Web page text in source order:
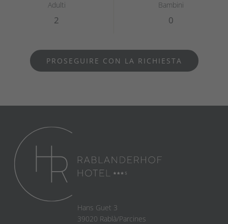
Adulti Bambini
PROSEGUIRE CON LA RICHIESTA
Hans Guet 3
39020 Rablà/Parcines